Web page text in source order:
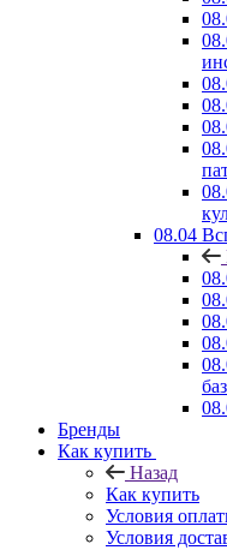
08.04
Бренды
Как купить
Назад
Как купить
Условия
Условия